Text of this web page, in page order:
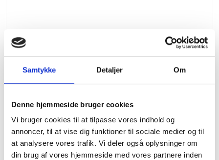
Samtykke Detaljer Om
Denne hjemmeside bruger cookies
Vi bruger cookies til at tilpasse vores indhold og
annoncer, til at vise dig funktioner til sociale medier og til
at analysere vores trafik. Vi deler også oplysninger om
din brug af vores hjemmeside med vores partnere inden
Ladeplade
804,00 DKK
(inkl. moms)
VIS PRODUKT